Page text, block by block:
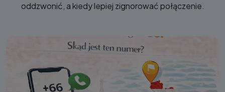
oddzwonić, a kiedy lepiej zignorować połączenie.